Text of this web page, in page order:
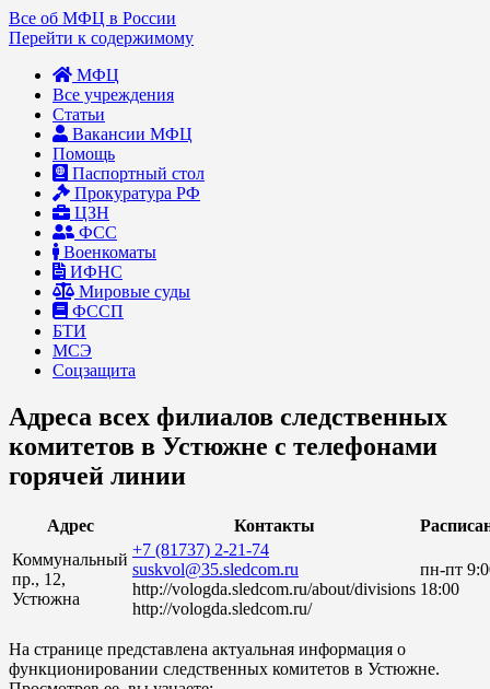
Все об МФЦ в России
Перейти к содержимому
МФЦ
Все учреждения
Статьи
Вакансии МФЦ
Помощь
Паспортный стол
Прокуратура РФ
ЦЗН
ФСС
Военкоматы
ИФНС
Мировые суды
ФССП
БТИ
МСЭ
Соцзащита
Адреса всех филиалов следственных
комитетов в Устюжне с телефонами
горячей линии
Адрес Контакты
Коммунальный
пр., 12,
Устюжна
+7 (81737) 2-21-74
suskvol@35.sledcom.ru
http://vologda.sledcom.ru/about/divisions
http://vologda.sledcom.ru/
пн-пт
18:00
На странице представлена актуальная информация о
функционировании следственных комитетов в Устюжне.